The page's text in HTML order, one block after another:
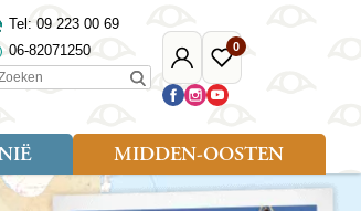
Mijn
Djoser
0
Favoriete
reizen
Tel: 09 223 00 69
06-82071250
MIDDEN-OOSTEN
Landen